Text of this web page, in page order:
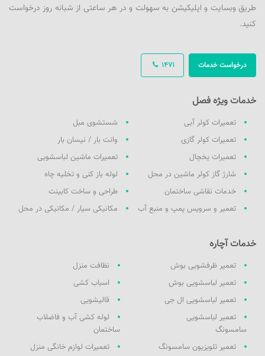
طریق وبسایت و اپلیکیشن به سهولت و در هر ساعتی از شبانه روز درخواست
کنید.
1471 درخواست خدمات
خدمات ویژه فصل
تعمیرات کولر آبی
تعمیرات کولر گازی
تعمیرات یخچال
شارژ گاز کولر ماشین در محل
خدمات نقاشی ساختمان
تعمیر و سرویس پمپ و منبع آب
شستشوی مبل
وانت بار / نیسان بار
تعمیرات ماشین لباسشویی
لوله باز کنی و تخلیه چاه
طراحی و ساخت کابینت
مکانیکی سیار / مکانیکی در محل
خدمات آچاره
تعمیر ظرفشویی بوش
تعمیر لباسشویی بوش
تعمیر لباسشویی ال جی
تعمیر لباسشویی
سامسونگ
تعمیر تلویزیون سامسونگ
نظافت منزل
اسباب کشی
قالیشویی
لوله کشی آب و فاضلاب
ساختمان
تعمیرات لوازم خانگی منزل